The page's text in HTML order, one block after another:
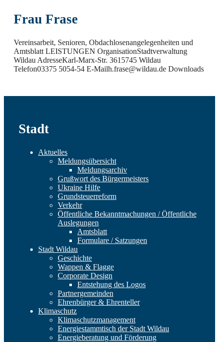
Frau Frase
Vereinsarbeit, Senioren, Obdachlosenangelegenheiten und
Amtsblatt LEISTUNGEN OrganisationStadtverwaltung
Wildau AdresseKarl-Marx-Str. 3615745 Wildau
Telefon03375 5054-54 E-Mailh.frase@wildau.de Downloads
Stadt
Aktuelles
Meldungsübersicht
Meldungsarchiv
Grußwort des Bürgermeisters
Ukraine Hilfe
Grundsteuerreform
Verkehr
Öffentliche Bekanntmachungen / Öffentliche
Auslegungen
Amtsblatt
Formulare / Satzungen
Stadt Wildau
Geschichte
Wappen & Flagge
Corporate Design
Entstehung des Logos
Partnergemeinden
Ehrenbürger & Ehrenteller
Klimaschutz
Klimaschutzmanagement
Energiestammtisch der Stadt Wildau
Energieberatung und Förderung